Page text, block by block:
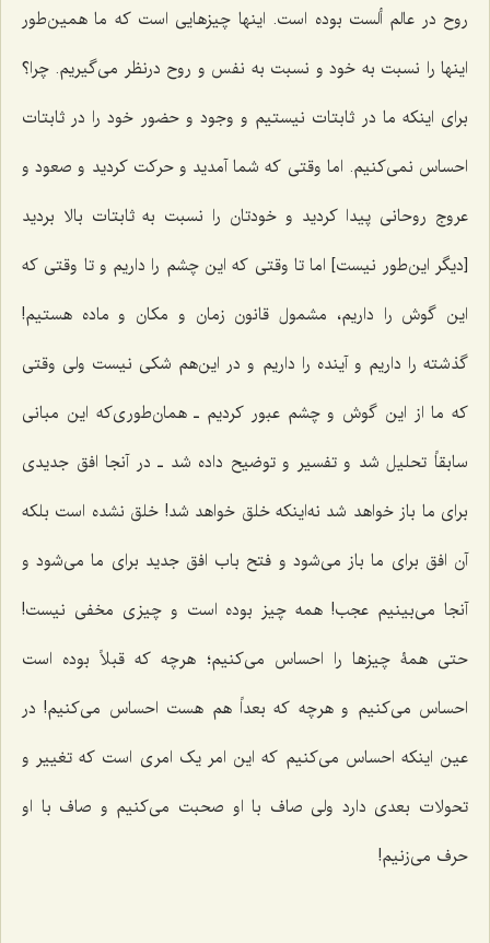
روح در عالم ألست بوده است. اینها چیزهایی است که ما همین‌طور
اینها را نسبت به خود و نسبت به نفس و روح درنظر می‌گیریم. چرا؟
برای اینکه ما در ثابتات نیستیم و وجود و حضور خود را در ثابتات
احساس نمی‌کنیم. اما وقتی که شما آمدید و حرکت کردید و صعود و
عروج روحانی پیدا کردید و خودتان را نسبت به ثابتات بالا بردید
[دیگر این‌طور نیست] اما تا وقتی که این چشم را داریم و تا وقتی که
این گوش را داریم، مشمول قانون زمان و مکان و ماده هستیم!
گذشته را داریم و آینده را داریم و در این‌هم شکی نیست ولی وقتی
که ما از این گوش و چشم عبور کردیم ـ همان‌طوری‌که این مبانی
سابقاً تحلیل شد و تفسیر و توضیح داده شد ـ در آنجا افق جدیدی
برای ما باز خواهد شد نه‌اینکه خلق خواهد شد! خلق نشده است بلکه
آن افق برای ما باز می‌شود و فتح باب افق جدید برای ما می‌شود و
آنجا می‌بینیم عجب! همه چیز بوده است و چیزی مخفی نیست!
حتی همۀ چیزها را احساس می‌کنیم؛ هرچه که قبلاً بوده است
احساس می‌کنیم و هرچه که بعداً هم هست احساس می‌کنیم! در
عین اینکه احساس می‌کنیم که این امر یک امری است که تغییر و
تحولات بعدی دارد ولی صاف با او صحبت می‌کنیم و صاف با او
حرف می‌زنیم!